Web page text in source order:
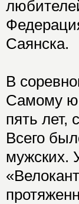
Саянска.
В
Самому
пять лет,
Всего
мужских.